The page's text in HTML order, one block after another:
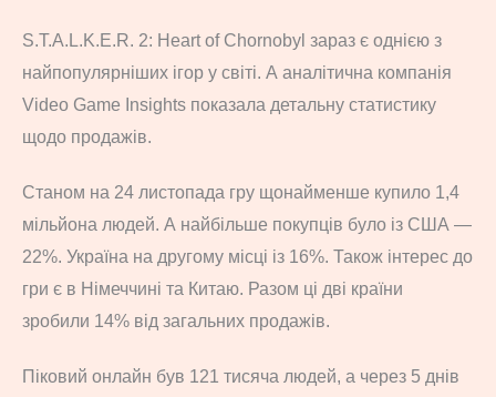
S.T.A.L.K.E.R. 2: Heart of Chornobyl зараз є однією з
найпопулярніших ігор у світі. А аналітична компанія
Video Game Insights показала детальну статистику
щодо продажів.
Станом на 24 листопада гру щонайменше купило 1,4
мільйона людей. А найбільше покупців було із США —
22%. Україна на другому місці із 16%. Також інтерес до
гри є в Німеччині та Китаю. Разом ці дві країни
зробили 14% від загальних продажів.
Піковий онлайн був 121 тисяча людей, а через 5 днів